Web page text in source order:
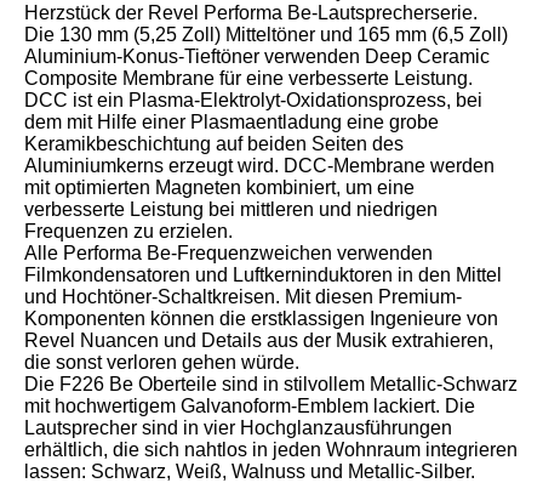
Herzstück der Revel Performa Be-Lautsprecherserie.
Die 130 mm (5,25 Zoll) Mitteltöner und 165 mm (6,5 Zoll)
Aluminium-Konus-Tieftöner verwenden Deep Ceramic
Composite Membrane für eine verbesserte Leistung.
DCC ist ein Plasma-Elektrolyt-Oxidationsprozess, bei
dem mit Hilfe einer Plasmaentladung eine grobe
Keramikbeschichtung auf beiden Seiten des
Aluminiumkerns erzeugt wird. DCC-Membrane werden
mit optimierten Magneten kombiniert, um eine
verbesserte Leistung bei mittleren und niedrigen
Frequenzen zu erzielen.
Alle Performa Be-Frequenzweichen verwenden
Filmkondensatoren und Luftkerninduktoren in den Mittel
und Hochtöner-Schaltkreisen. Mit diesen Premium-
Komponenten können die erstklassigen Ingenieure von
Revel Nuancen und Details aus der Musik extrahieren,
die sonst verloren gehen würde.
Die F226 Be Oberteile sind in stilvollem Metallic-Schwarz
mit hochwertigem Galvanoform-Emblem lackiert. Die
Lautsprecher sind in vier Hochglanzausführungen
erhältlich, die sich nahtlos in jeden Wohnraum integrieren
lassen: Schwarz, Weiß, Walnuss und Metallic-Silber.